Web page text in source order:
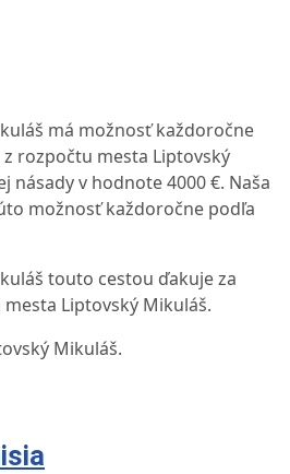
má možnosť každoročne
rozpočtu mesta Liptovský
násady v hodnote 4000 €. Naša
možnosť každoročne podľa
touto cestou ďakuje za
Liptovský Mikuláš.
Mikuláš.